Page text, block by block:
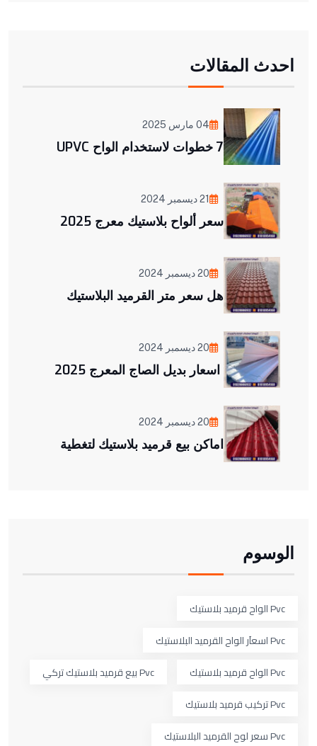
احدث المقالات
04 مارس 2025
7 خطوات لاستخدام الواح UPVC
21 ديسمبر 2024
سعر ألواح بلاستيك معرج 2025
20 ديسمبر 2024
هل سعر متر القرميد البلاستيك
20 ديسمبر 2024
اسعار بديل الصاج المعرج 2025
20 ديسمبر 2024
اماكن بيع قرميد بلاستيك لتغطية
الوسوم
Pvc الواح قرميد بلاستيك
Pvc اسعاَر الواح القرميد البلاستيك
Pvc الواح قرميد بلاستيك
Pvc بيع قرميد بلاستيك تركي
Pvc تركيب قرميد بلاستيك
Pvc سعر لوح القرميد البلاستيك